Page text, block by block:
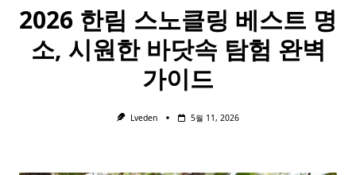
2026 한림 스노클링 베스트 명
소, 시원한 바닷속 탐험 완벽
가이드
Lveden 5월 11, 2026